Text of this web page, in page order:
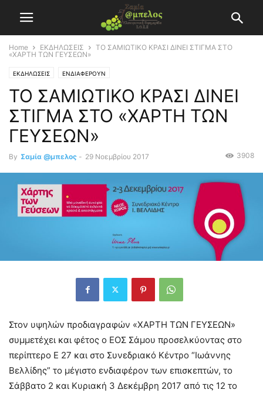
Home ΕΚΔΗΛΩΣΕΙΣ
ΤΟ ΣΑΜΙΩΤΙΚΟ ΚΡΑΣΙ ΔΙΝΕΙ ΣΤΙΓΜΑ ΣΤΟ
«ΧΑΡΤΗ ΤΩΝ ΓΕΥΣΕΩΝ»
ΕΚΔΗΛΩΣΕΙΣ ΕΝΔΙΑΦΕΡΟΥΝ
ΤΟ ΣΑΜΙΩΤΙΚΟ ΚΡΑΣΙ ΔΙΝΕΙ
ΣΤΙΓΜΑ ΣΤΟ «ΧΑΡΤΗ ΤΩΝ
ΓΕΥΣΕΩΝ»
By Σαμία @μπελος - 29 Νοεμβρίου 2017 3908
Στον υψηλών προδιαγραφών «ΧΑΡΤΗ ΤΩΝ ΓΕΥΣΕΩΝ»
συμμετέχει και φέτος ο ΕΟΣ Σάμου προσελκύοντας στο
περίπτερο E 27 και στο Συνεδριακό Κέντρο “Ιωάννης
Βελλίδης” το μέγιστο ενδιαφέρον των επισκεπτών, το
Σάββατο 2 και Κυριακή 3 Δεκέμβρη 2017 από τις 12 το